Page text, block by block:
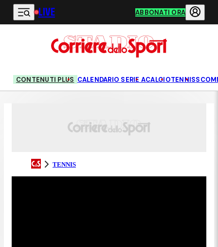
Vai al contenuto principale
LIVE ABBONATI ORA
CONTENUTI PLUS CALENDARIO SERIE ACALCIOTENNIS
TENNIS